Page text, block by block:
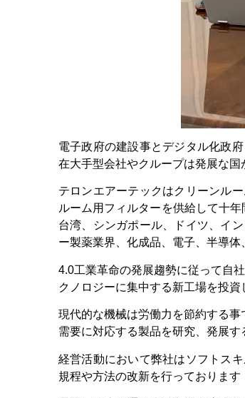
電子政府の建設事とデジタル化政
在大手型会社やクループは発展な
テロンエアーテックはクリーンル
ルーム用フィルターを供給して十
台湾、シンガポール、ドイツ、イ
ー製薬業界、化成品、電子、半導
4.0工業革命の発展趨勢に従って自
クノロジーに集中する新工場を投
現代的な機械は労働力を節約する
需要に対応する製品を研究、発展
経営活動において弊社はソフトス
規程や方法の改新を行っております